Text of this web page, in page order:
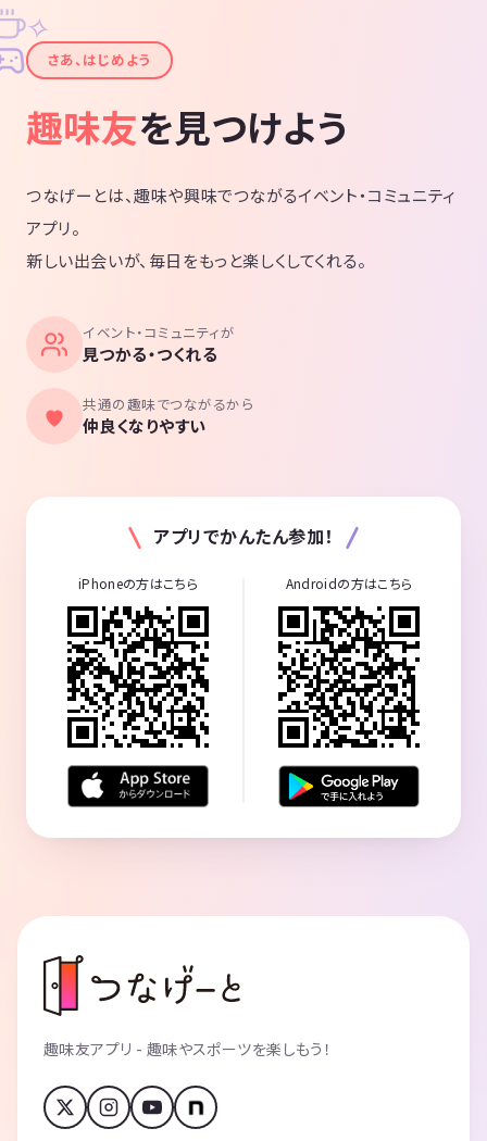
✦
✧
さあ、はじめよう
趣味友を見つけよう
つなげーとは、趣味や興味でつながるイベント・コミュニティ
アプリ。
新しい出会いが、毎日をもっと楽しくしてくれる。
イベント・コミュニティが
見つかる・つくれる
共通の趣味でつながるから
仲良くなりやすい
アプリでかんたん参加！
iPhoneの方はこちら Androidの方はこちら
趣味友アプリ - 趣味やスポーツを楽しもう！